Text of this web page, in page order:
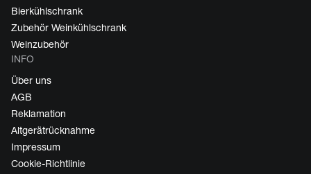
Bierkühlschrank
Zubehör Weinkühlschrank
Weinzubehör
INFO
Über uns
AGB
Reklamation
Altgerätrücknahme
Impressum
Cookie-Richtlinie